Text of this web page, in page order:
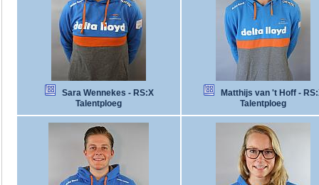
Sara Wennekes - RS:X
Talentploeg
Matthijs van 't Hoff -
Talentploeg